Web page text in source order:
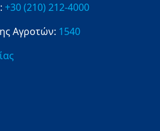
+30 (210) 212-4000
Αγροτών: 1540